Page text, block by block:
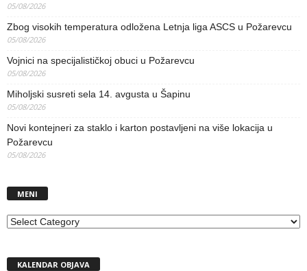
05/08/2026
Zbog visokih temperatura odložena Letnja liga ASCS u Požarevcu
05/08/2026
Vojnici na specijalističkoj obuci u Požarevcu
05/08/2026
Miholjski susreti sela 14. avgusta u Šapinu
05/08/2026
Novi kontejneri za staklo i karton postavljeni na više lokacija u
Požarevcu
05/08/2026
MENI
MENI
KALENDAR OBJAVA